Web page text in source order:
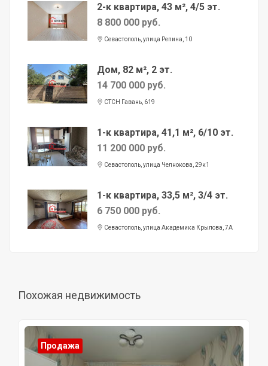
2-к квартира, 43 м², 4/5 эт.
8 800 000 руб.
Севастополь, улица Репина, 10
Дом, 82 м², 2 эт.
14 700 000 руб.
СТСН Гавань, 619
1-к квартира, 41,1 м², 6/10 эт.
11 200 000 руб.
Севастополь, улица Челнокова, 29к1
1-к квартира, 33,5 м², 3/4 эт.
6 750 000 руб.
Севастополь, улица Академика Крылова, 7А
Похожая недвижимость
Продажа